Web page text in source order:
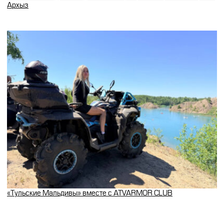
Архыз
«Тульские Мальдивы» вместе с ATVARMOR CLUB